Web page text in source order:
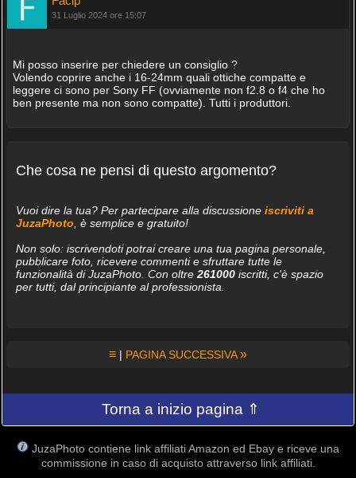
31 Luglio 2024 ore 15:07
Mi posso inserire per chiedere un consiglio ?
Volendo coprire anche i 16-24mm quali ottiche compatte e
leggere ci sono per Sony FF (ovviamente non f2.8 o f4 che ho
ben presente ma non sono compatte). Tutti i produttori.
Che cosa ne pensi di questo argomento?
Vuoi dire la tua? Per partecipare alla discussione iscriviti a
JuzaPhoto , è semplice e gratuito!
Non solo: iscrivendoti potrai creare una tua pagina personale,
pubblicare foto, ricevere commenti e sfruttare tutte le
funzionalità di JuzaPhoto. Con oltre 261000iscritti, c'è spazio
per tutti, dal principiante al professionista.
≡ | PAGINA SUCCESSIVA»
Torna a inizio pagina ⇑
JuzaPhoto contiene link affiliati Amazon ed Ebay e riceve una
commissione in caso di acquisto attraverso link affiliati.